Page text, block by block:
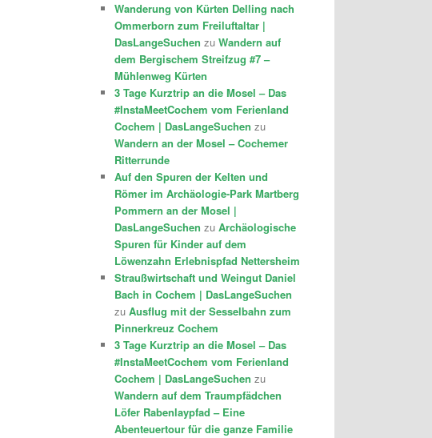
Wanderung von Kürten Delling nach
Ommerborn zum Freiluftaltar |
DasLangeSuchen zu Wandern auf
dem Bergischem Streifzug #7 –
Mühlenweg Kürten
3 Tage Kurztrip an die Mosel – Das
#InstaMeetCochem vom Ferienland
Cochem | DasLangeSuchen zu
Wandern an der Mosel – Cochemer
Ritterrunde
Auf den Spuren der Kelten und
Römer im Archäologie-Park Martberg
Pommern an der Mosel |
DasLangeSuchen zu Archäologische
Spuren für Kinder auf dem
Löwenzahn Erlebnispfad Nettersheim
Straußwirtschaft und Weingut Daniel
Bach in Cochem | DasLangeSuchen
zu Ausflug mit der Sesselbahn zum
Pinnerkreuz Cochem
3 Tage Kurztrip an die Mosel – Das
#InstaMeetCochem vom Ferienland
Cochem | DasLangeSuchen zu
Wandern auf dem Traumpfädchen
Löfer Rabenlaypfad – Eine
Abenteuertour für die ganze Familie